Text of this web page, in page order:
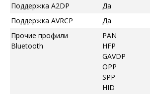
Поддержка A2DP
Да
Поддержка AVRCP
Да
Прочие профили
Bluetooth
PAN
HFP
GAVDP
OPP
SPP
HID